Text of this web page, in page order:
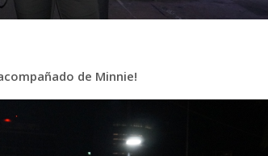
de Minnie!